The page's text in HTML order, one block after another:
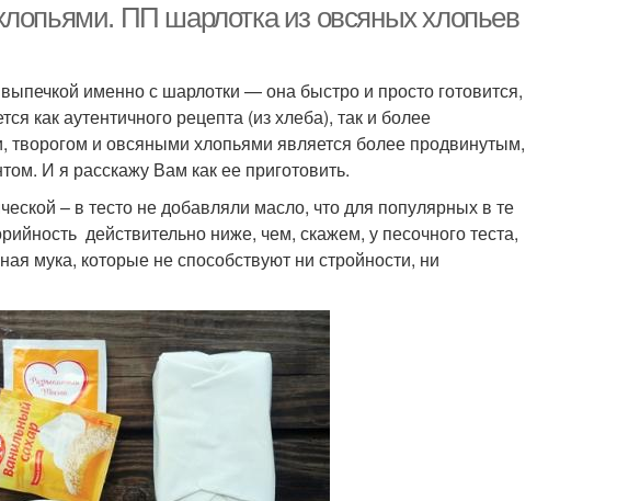
ПП шарлотка из овсяных хлопьев
именно с шарлотки — она быстро и просто готовится,
как аутентичного рецепта (из хлеба), так и более
и овсяными хлопьями является более продвинутым,
И я расскажу Вам как ее приготовить.
– в тесто не добавляли масло, что для популярных в те
действительно ниже, чем, скажем, у песочного теста,
мука, которые не способствуют ни стройности, ни